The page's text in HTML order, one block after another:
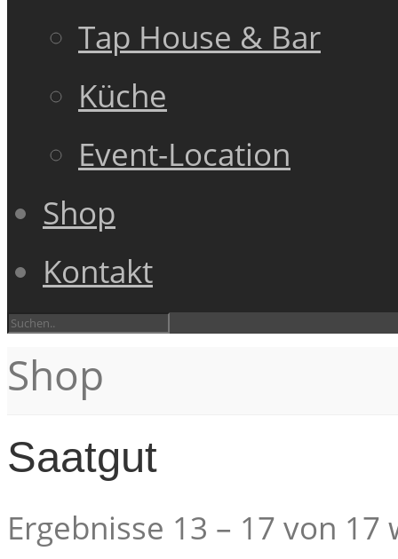
Tap House & Bar
Küche
Event-Location
Shop
Kontakt
Shop
Saatgut
Ergebnisse 13 – 17 von